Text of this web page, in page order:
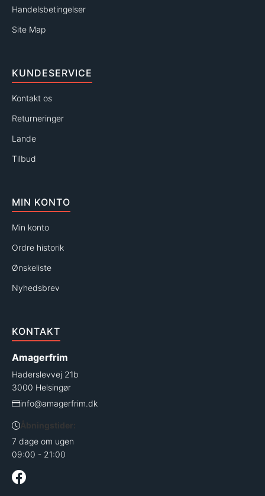
Handelsbetingelser
Site Map
KUNDESERVICE
Kontakt os
Returneringer
Lande
Tilbud
MIN KONTO
Min konto
Ordre historik
Ønskeliste
Nyhedsbrev
KONTAKT
Amagerfrim
Haderslevvej 21b
3000 Helsingør
info@amagerfrim.dk
Åbningstider:
7 dage om ugen
09:00 - 21:00